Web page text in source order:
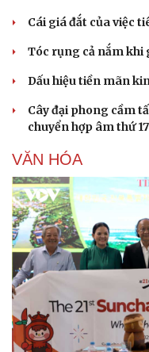
Cái giá đắt của việc
Tóc rụng cả nắm khi
Dấu hiệu tiền mãn
Cây đại phong cầm
chuyển hợp âm thứ 17
VĂN HÓA